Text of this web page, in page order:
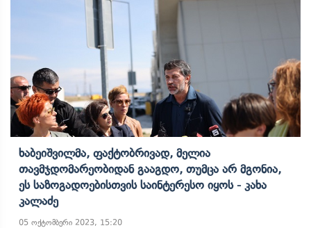
Ხაბეიშვილმა, Ფაქტობრივად, Მელია
Თავმჯდომარეობიდან Გააგდო, Თუმცა Არ Მგონია,
Ეს Საზოგადოებისთვის Საინტერესო Იყოს - Კახა
Კალაძე
05 ოქტომბერი 2023, 15:20